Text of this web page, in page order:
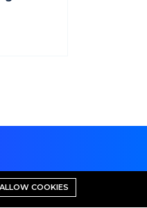
ALLOW COOKIES